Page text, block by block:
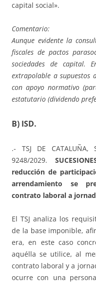
capital social».
Comentario:
Aunque evidente la
fiscales de pactos
sociedades de capital.
extrapolable a supuestos
con apoyo normativo
estatutario (dividendo
B) ISD.
.- TSJ DE CATALUÑA,
9248/2029.
reducción de
arrendamiento se
contrato laboral a
El TSJ analiza los
de la base imponible,
era, en este caso
aquélla se utilice, al
contrato laboral y a
ocurre con una